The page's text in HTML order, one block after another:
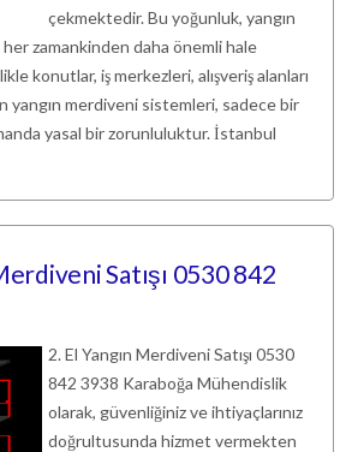
çekmektedir. Bu yoğunluk, yangın
zamankinden daha önemli hale
konutlar, iş merkezleri, alışveriş alanları
yangın merdiveni sistemleri, sadece bir
yasal bir zorunluluktur. İstanbul
Satışı 0530 842
2. El Yangın Merdiveni Satışı 0530
842 3938 Karaboğa Mühendislik
olarak, güvenliğiniz ve ihtiyaçlarınız
doğrultusunda hizmet vermekten